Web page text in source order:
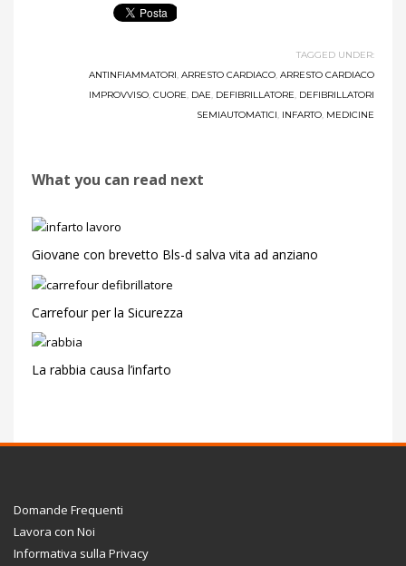
TAGGED UNDER:
ANTINFIAMMATORI, ARRESTO CARDIACO, ARRESTO CARDIACO
IMPROVVISO, CUORE, DAE, DEFIBRILLATORE, DEFIBRILLATORI
SEMIAUTOMATICI, INFARTO, MEDICINE
What you can read next
Giovane con brevetto Bls-d salva vita ad anziano
Carrefour per la Sicurezza
La rabbia causa l’infarto
Domande Frequenti
Lavora con Noi
Informativa sulla Privacy